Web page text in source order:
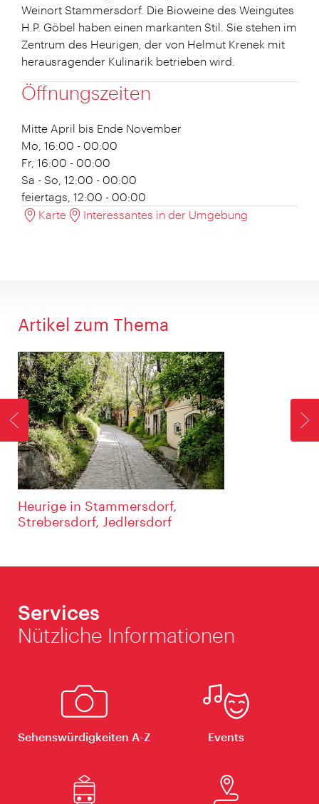
Weinort Stammersdorf. Die Bioweine des Weingutes
H.P. Göbel haben einen markanten Stil. Sie stehen im
Zentrum des Heurigen, der von Helmut Krenek mit
herausragender Kulinarik betrieben wird.
Öffnungszeiten
Mitte April bis Ende November
Mo, 16:00 - 00:00
Fr, 16:00 - 00:00
Sa - So, 12:00 - 00:00
feiertags, 12:00 - 00:00
Karte
Interessantes in der Umgebung
Artikel zum Thema
Heurige in Stammersdorf,
Strebersdorf, Jedlersdorf
ZURÜCK
Services
Nützliche Informationen
Sehenswürdigkeiten A-Z Events